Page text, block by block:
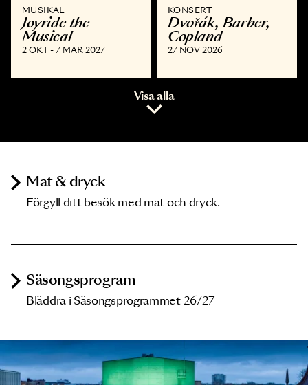
MUSIKAL
Joyride the
Musical
2 OKT - 7 MAR 2027
KONSERT
Dvořák, Barber,
Copland
27 NOV 2026
Visa alla
Mat & dryck
Förgyll ditt besök med mat och dryck.
Säsongsprogram
Bläddra i Säsongsprogrammet 26/27